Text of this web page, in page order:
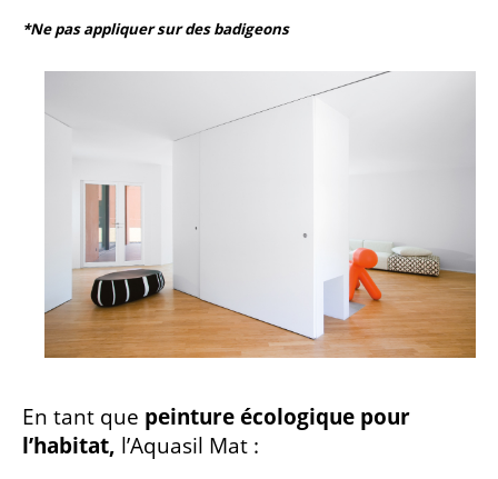
*Ne pas appliquer sur des badigeons
En tant que peinture écologique pour
l’habitat, l’Aquasil Mat :